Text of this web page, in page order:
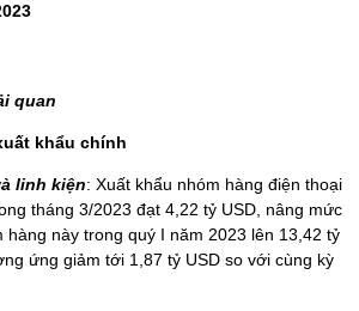
quan
khẩu chính
linh kiện: Xuất khẩu nhóm hàng điện thoại
tháng 3/2023 đạt 4,22 tỷ USD, nâng mức
hàng này trong quý I năm 2023 lên 13,42 tỷ
ứng giảm tới 1,87 tỷ USD so với cùng kỳ